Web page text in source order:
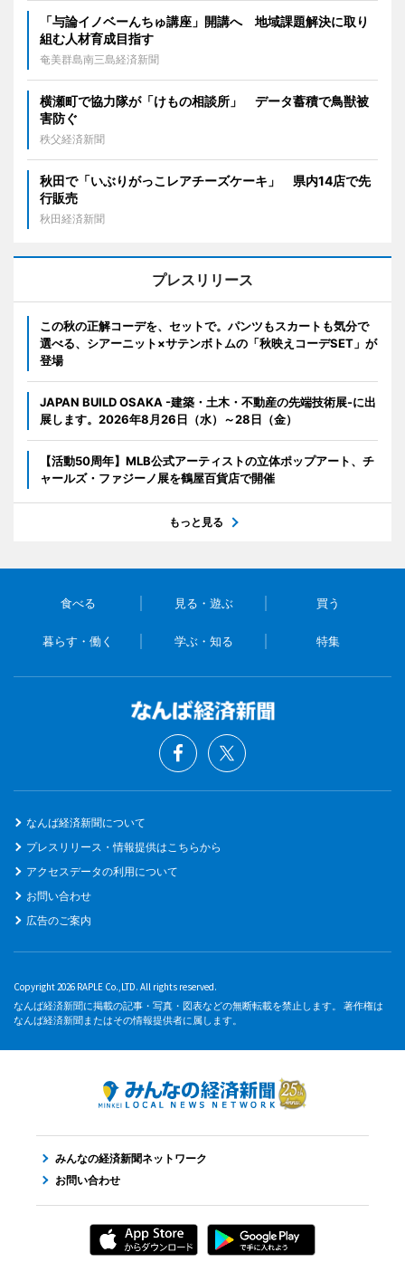
「与論イノベーんちゅ講座」開講へ 地域課題解決に取り
組む人材育成目指す
奄美群島南三島経済新聞
横瀬町で協力隊が「けもの相談所」 データ蓄積で鳥獣被
害防ぐ
秩父経済新聞
秋田で「いぶりがっこレアチーズケーキ」 県内14店で先
行販売
秋田経済新聞
プレスリリース
この秋の正解コーデを、セットで。パンツもスカートも気分で
選べる、シアーニット×サテンボトムの「秋映えコーデSET」が
登場
JAPAN BUILD OSAKA -建築・土木・不動産の先端技術展-に出
展します。2026年8月26日（水）～28日（金）
【活動50周年】MLB公式アーティストの立体ポップアート、チ
ャールズ・ファジーノ展を鶴屋百貨店で開催
もっと見る
食べる 見る・遊ぶ 買う
暮らす・働く 学ぶ・知る 特集
なんば経済新聞について
プレスリリース・情報提供はこちらから
アクセスデータの利用について
お問い合わせ
広告のご案内
Copyright 2026 RAPLE Co.,LTD. All rights reserved.
なんば経済新聞に掲載の記事・写真・図表などの無断転載を禁止します。 著作権は
なんば経済新聞またはその情報提供者に属します。
みんなの経済新聞ネットワーク
お問い合わせ